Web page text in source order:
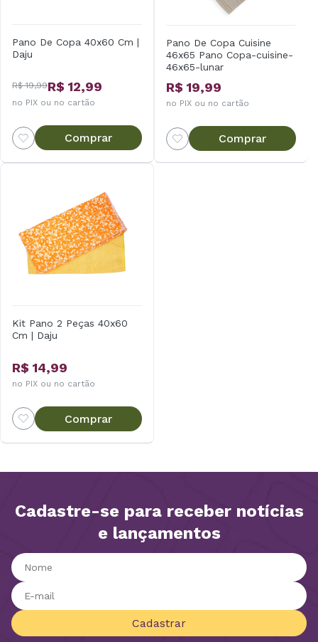
Pano De Copa 40x60 Cm |
Daju
R$ 19,99R$ 12,99
no PIX ou no cartão
Comprar
Pano De Copa Cuisine
46x65 Pano Copa-cuisine-
46x65-lunar
R$ 19,99
no PIX ou no cartão
Comprar
Kit Pano 2 Peças 40x60
Cm | Daju
R$ 14,99
no PIX ou no cartão
Comprar
Cadastre-se para receber notícias
e lançamentos
Cadastrar